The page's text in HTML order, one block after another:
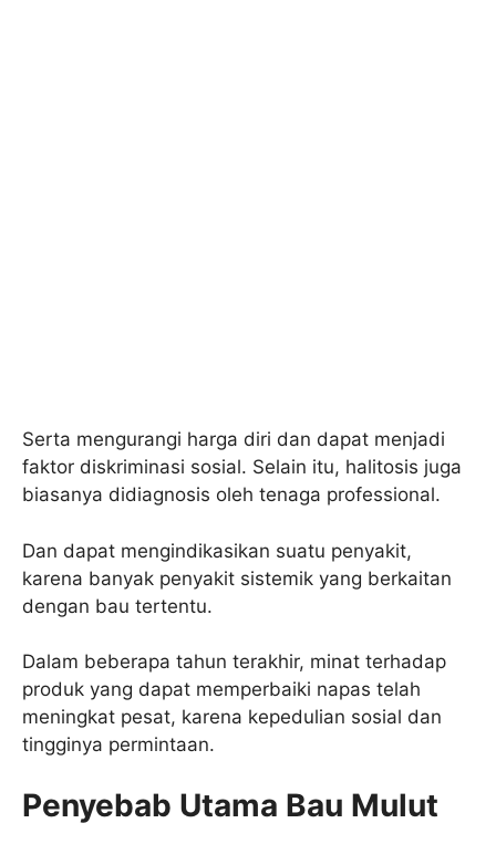
Serta mengurangi harga diri dan dapat menjadi
faktor diskriminasi sosial. Selain itu, halitosis juga
biasanya didiagnosis oleh tenaga professional.
Dan dapat mengindikasikan suatu penyakit,
karena banyak penyakit sistemik yang berkaitan
dengan bau tertentu.
Dalam beberapa tahun terakhir, minat terhadap
produk yang dapat memperbaiki napas telah
meningkat pesat, karena kepedulian sosial dan
tingginya permintaan.
Penyebab Utama Bau Mulut